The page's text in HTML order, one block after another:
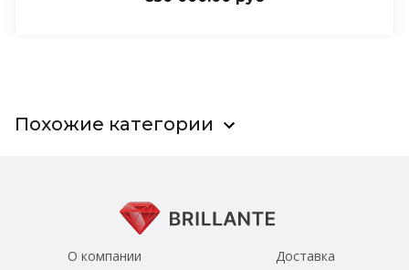
Похожие категории
О компании
Доставка